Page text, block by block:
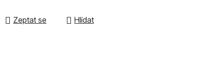
Zeptat se Hlídat